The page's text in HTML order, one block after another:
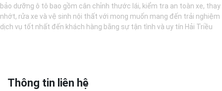
bảo dưỡng ô tô bao gồm cân chỉnh thước lái, kiểm tra an toàn xe, thay
nhớt, rửa xe và vệ sinh nội thất với mong muốn mang đến trải nghiệm
dịch vụ tốt nhất đến khách hàng bằng sự tận tình và uy tín Hải Triều
Thông tin liên hệ